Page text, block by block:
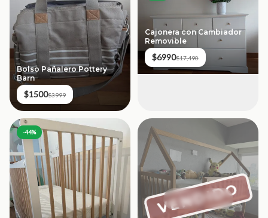
Bolso Pañalero Pottery
Barn
$1500$3999
Cajonera con Cambiador
Removible
$6990$17,490
-44%
VENDIDO